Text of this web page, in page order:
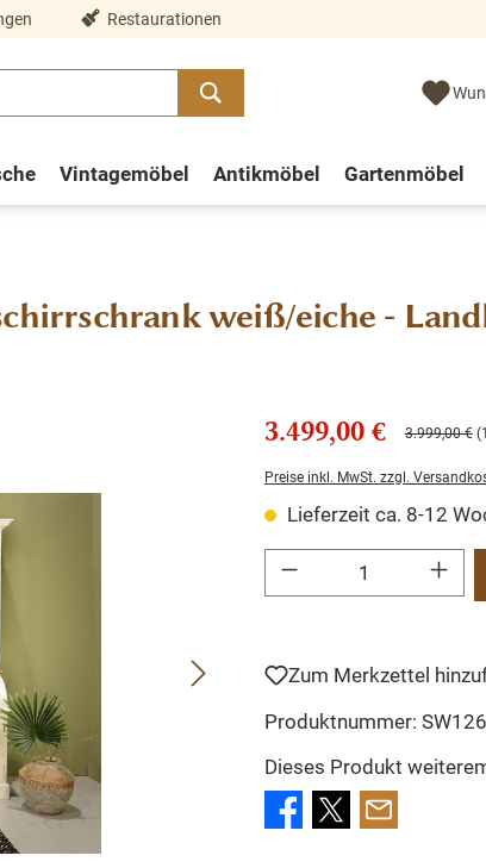
Restaurationen
Vintagemöbel Antikmöbel Gartenmöbel
weiß/eiche -
3.499,00 € 3.999,00 €
Preise inkl. MwSt. zzgl.
Lieferzeit ca. 8-12
Produkt Anzahl: Gib den
Zum Merkzettel
Produktnummer:
Dieses Produkt